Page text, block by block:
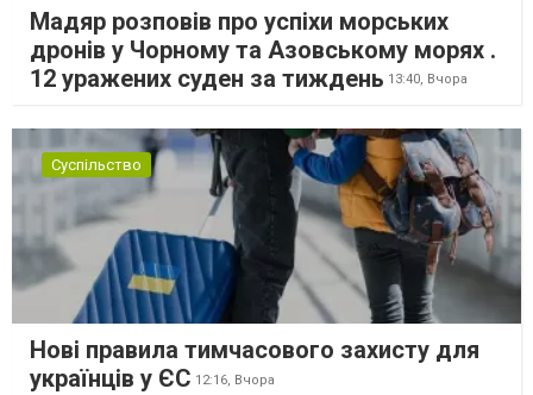
Мадяр розповів про успіхи морських
дронів у Чорному та Азовському морях .
12 уражених суден за тиждень 13:40, Вчора
Суспільство
Нові правила тимчасового захисту для
українців у ЄС 12:16, Вчора